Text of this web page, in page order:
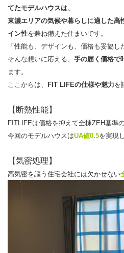
てたモデルハウスは、
東濃エリアの気候や暮らしに適した高
イン性を兼ね備えた住まいです。
「性能も、デザインも、価格も妥協し
そんな想いに応える、 手の届く価格で
ます。
ここからは、
FIT LIFEの仕様や魅力を
【断熱性能】
FITLIFEは価格を抑えて全棟ZEH基準の
今回のモデルハウスはUA値0.5を実現
【気密処理】
高気密を謳う住宅会社には欠かせない